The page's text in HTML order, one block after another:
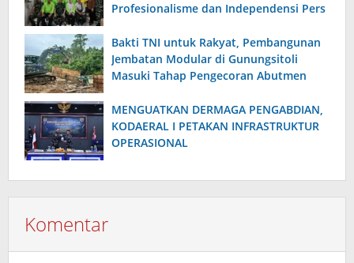
Profesionalisme dan Independensi Pers
Bakti TNI untuk Rakyat, Pembangunan
Jembatan Modular di Gunungsitoli
Masuki Tahap Pengecoran Abutmen
MENGUATKAN DERMAGA PENGABDIAN,
KODAERAL I PETAKAN INFRASTRUKTUR
OPERASIONAL
Komentar